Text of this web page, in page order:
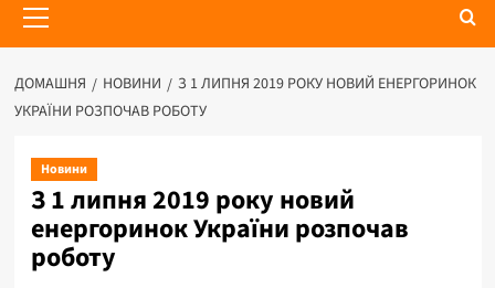
меню
ДОМАШНЯ НОВИНИ
З 1 ЛИПНЯ 2019 РОКУ НОВИЙ ЕНЕРГОРИНОК
УКРАЇНИ РОЗПОЧАВ РОБОТУ
Новини
З 1 липня 2019 року новий
енергоринок України розпочав
роботу